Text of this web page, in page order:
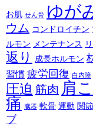
お肌 せん骨 ゆが
ウム コンドロイチン
ルモン メンテナンス
返り
成長ホルモン
習慣 疲労回復 白内障
圧迫 筋肉 肩
痛 臓器 軟骨 運動 関節
ブ